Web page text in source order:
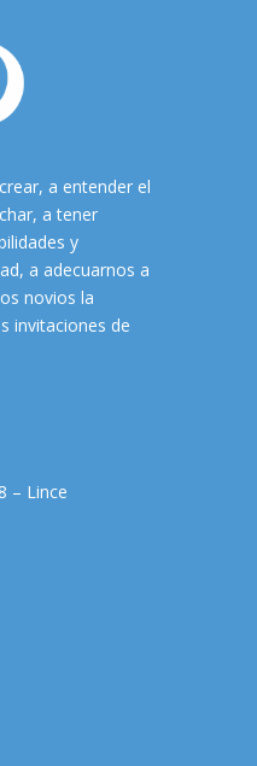
a entender el
a tener
y
a adecuarnos a
novios la
invitaciones de
– Lince